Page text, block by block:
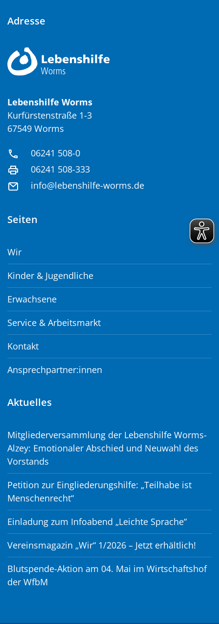
Adresse
Lebenshilfe Worms
Kurfürstenstraße 1-3
67549 Worms
06241 508-0
06241 508-333
info@lebenshilfe-worms.de
Seiten
Wir
Kinder & Jugendliche
Erwachsene
Service & Arbeitsmarkt
Kontakt
Ansprechpartner:innen
Aktuelles
Mitgliederversammlung der Lebenshilfe Worms-
Alzey: Emotionaler Abschied und Neuwahl des
Vorstands
Petition zur Eingliederungshilfe: „Teilhabe ist
Menschenrecht“
Einladung zum Infoabend „Leichte Sprache“
Vereinsmagazin „Wir“ 1/2026 – Jetzt erhältlich!
Blutspende-Aktion am 04. Mai im Wirtschaftshof
der WfbM